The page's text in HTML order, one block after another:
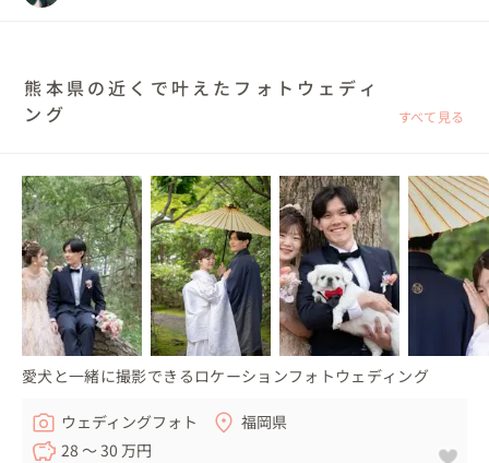
熊本県の近くで叶えたフォトウェディ
ング
すべて見る
愛犬と一緒に撮影できるロケーションフォトウェディング
ウェディングフォト
福岡県
28 〜 30 万円